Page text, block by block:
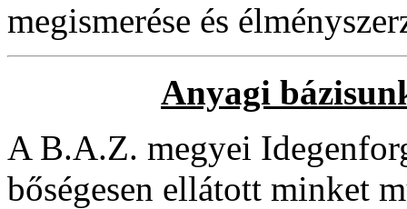
megismerése és
Anyagi
A B.A.Z. megyei
bőségesen ellátott minket